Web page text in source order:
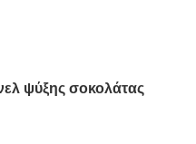
ψύξης σοκολάτας